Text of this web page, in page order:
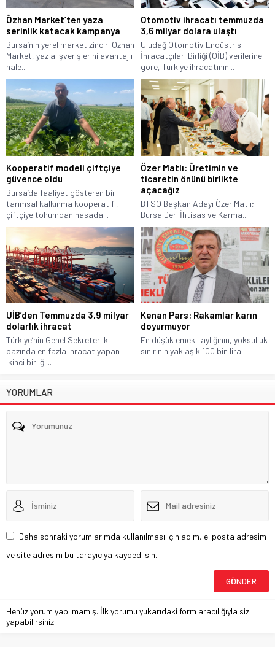
Özhan Market’ten yaza
serinlik katacak kampanya
Bursa’nın yerel market zinciri Özhan
Market, yaz alışverişlerini avantajlı
hale...
Otomotiv ihracatı temmuzda
3,6 milyar dolara ulaştı
Uludağ Otomotiv Endüstrisi
İhracatçıları Birliği (OİB) verilerine
göre, Türkiye ihracatının...
Kooperatif modeli çiftçiye
güvence oldu
Bursa’da faaliyet gösteren bir
tarımsal kalkınma kooperatifi,
çiftçiye tohumdan hasada...
Özer Matlı: Üretimin ve
ticaretin önünü birlikte
açacağız
BTSO Başkan Adayı Özer Matlı;
Bursa Deri İhtisas ve Karma...
UİB’den Temmuzda 3,9 milyar
dolarlık ihracat
Türkiye’nin Genel Sekreterlik
bazında en fazla ihracat yapan
ikinci birliği...
Kenan Pars: Rakamlar karın
doyurmuyor
En düşük emekli aylığının, yoksulluk
sınırının yaklaşık 100 bin lira...
YORUMLAR
Daha sonraki yorumlarımda kullanılması için adım, e-posta adresim
ve site adresim bu tarayıcıya kaydedilsin.
Henüz yorum yapılmamış. İlk yorumu yukarıdaki form aracılığıyla siz
yapabilirsiniz.